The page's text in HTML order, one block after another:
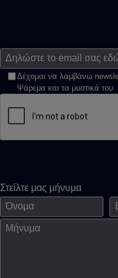
Δέχομαι να λαμβάνω
Ψάρεμα και τα μυστικά του
Στείλτε μας μήνυμα
Όνομα
Μήνημα